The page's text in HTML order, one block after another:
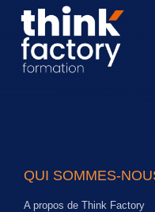
QUI SOMMES-
A propos de Think Factory